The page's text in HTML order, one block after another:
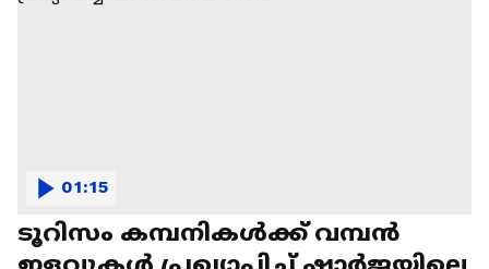
ടൂറിസം കമ്പനികൾക്ക് വമ്പൻ
01:15